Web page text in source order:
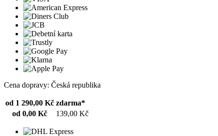
Cena dopravy: Česká republika
od 1 290,00 Kč zdarma*
od 0,00 Kč
139,00 Kč